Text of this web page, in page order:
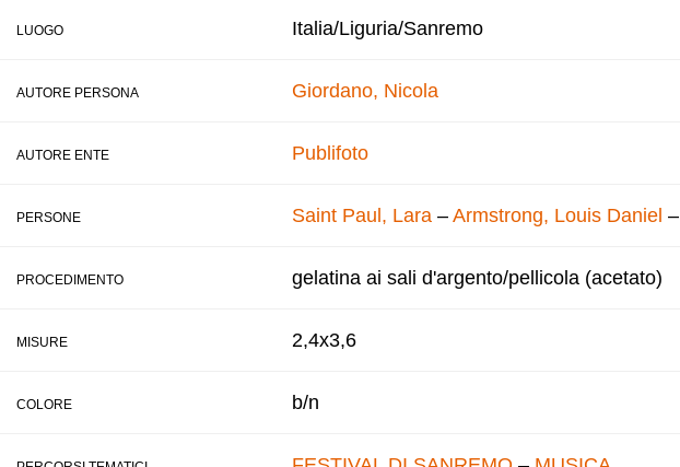
LUOGO Italia/Liguria/Sanremo
AUTORE PERSONA Giordano, Nicola
AUTORE ENTE Publifoto
PERSONE Saint Paul, Lara – Armstrong, Louis Daniel –
PROCEDIMENTO gelatina ai sali d'argento/pellicola (acetato)
MISURE 2,4x3,6
COLORE b/n